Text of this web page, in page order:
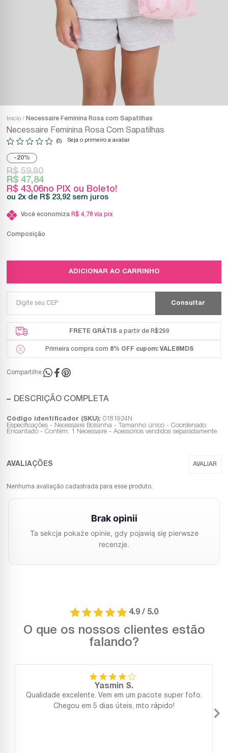
Início Necessaire Feminina Rosa com Sapatilhas
Necessaire Feminina Rosa Com Sapatilhas
(0) Seja o primeiro a avaliar
20%
R$ 43,06no PIX ou Boleto!
R$ 59,80
R$ 47,84
2x R$ 23,92 sem juros
Você economiza R$ 4,78 via pix
Composição
ADICIONAR AO CARRINHO
FRETE GRÁTIS a partir de R$299
Primeira compra com 8% OFF cupom: VALE8MDS
Compartilhe:
DESCRIÇÃO COMPLETA
Código identificador (SKU): 0181924N
Especificações - Necessaire Bolsinha - Tamanho único - Coordenado
Encantado - Contém: 1 Necessaire - Acessórios vendidos separadamente
Nenhuma avaliação cadastrada para esse produto.
4.9 / 5.0
O que os nossos clientes estão
falando?
Yasmin S.
Qualidade excelente. Vem em um pacote super fofo.
Chegou em 5 dias úteis, mto rápido!